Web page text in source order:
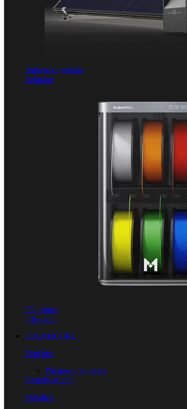
Balkonske solarne
elektrane
3D printer
i filamenti
SOUNDCORE
Zvučnici
Prijenosni zvučnici
Soundcore app
Slušalice